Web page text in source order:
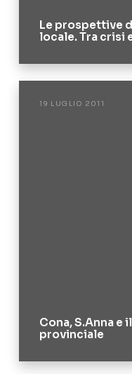
Le prospettive
locale. Tra crisi
19 LUGLIO 2011
Cona, S.Anna
provinciale